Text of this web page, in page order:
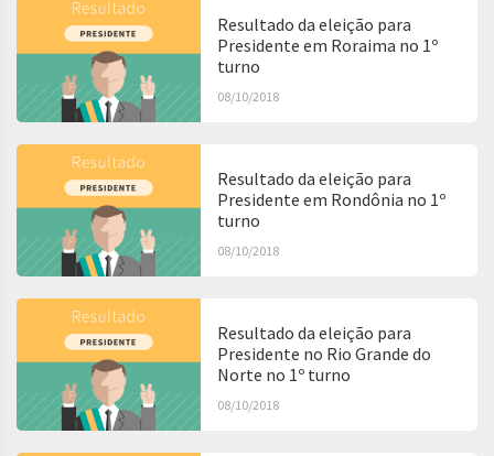
Resultado da eleição para
Presidente em Roraima no 1º
turno
08/10/2018
Resultado da eleição para
Presidente em Rondônia no 1º
turno
08/10/2018
Resultado da eleição para
Presidente no Rio Grande do
Norte no 1º turno
08/10/2018